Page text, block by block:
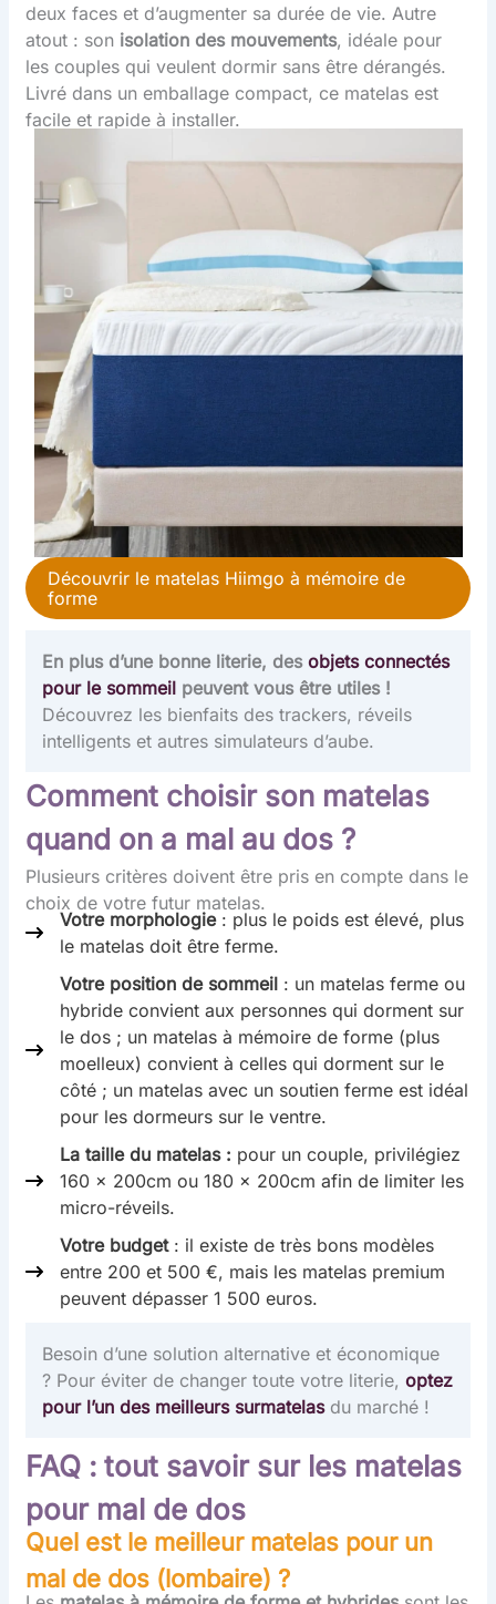
deux faces et d’augmenter sa durée de vie. Autre
atout : son isolation des mouvements, idéale pour
les couples qui veulent dormir sans être dérangés.
Livré dans un emballage compact, ce matelas est
facile et rapide à installer.
Découvrir le matelas Hiimgo à mémoire de
forme
En plus d’une bonne literie, desobjets connectés
pour le sommeil peuvent vous être utiles !
Découvrez les bienfaits des trackers, réveils
intelligents et autres simulateurs d’aube.
Comment choisir son matelas
quand on a mal au dos ?
Plusieurs critères doivent être pris en compte dans le
choix de votre futur matelas.
Votre morphologie: plus le poids est élevé, plus
le matelas doit être ferme.
Votre position de sommeil : un matelas ferme ou
hybride convient aux personnes qui dorment sur
le dos ; un matelas à mémoire de forme (plus
moelleux) convient à celles qui dorment sur le
côté ; un matelas avec un soutien ferme est idéal
pour les dormeurs sur le ventre.
La taille du matelas : pour un couple, privilégiez
160 x 200cm ou 180 x 200cm afin de limiter les
micro-réveils.
Votre budget: il existe de très bons modèles
entre 200 et 500 €, mais les matelas premium
peuvent dépasser 1 500 euros.
Besoin d’une solution alternative et économique
? Pour éviter de changer toute votre literie,optez
pour l’un des meilleurs surmatelasdu marché !
FAQ : tout savoir sur les matelas
pour mal de dos
Quel est le meilleur matelas pour un
mal de dos (lombaire) ?